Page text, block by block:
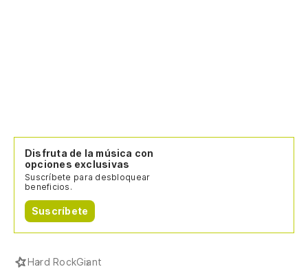
Disfruta de la música con
opciones exclusivas
Suscríbete para desbloquear
beneficios.
Suscríbete
Hard RockGiant